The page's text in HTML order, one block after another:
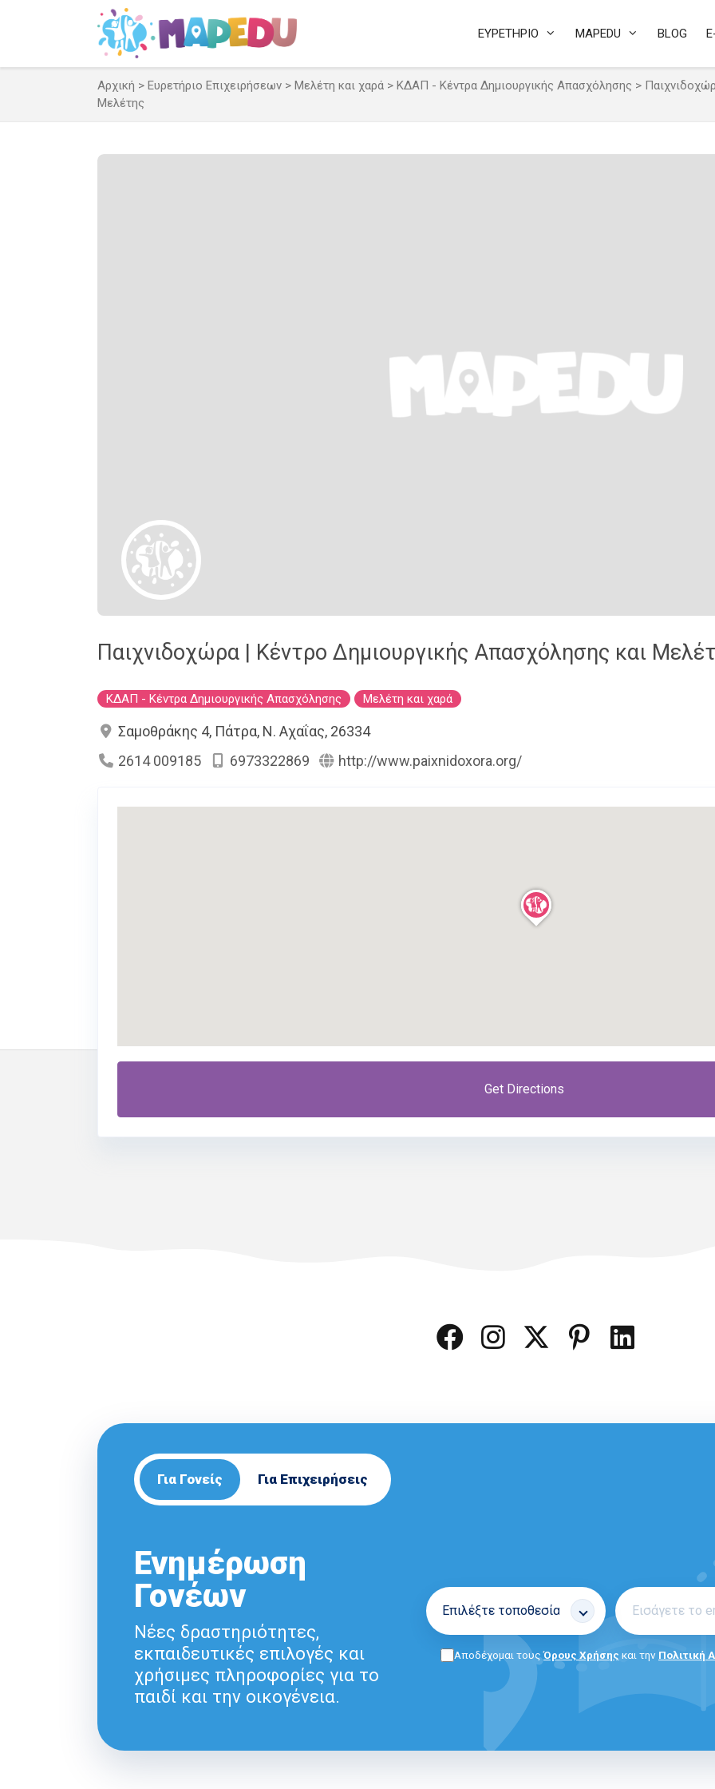
ΕΥΡΕΤΗΡΙΟ MAPEDU BLOG
Αρχική > Ευρετήριο Επιχειρήσεων > Μελέτη και χαρά > ΚΔΑΠ - Κέντρα Δημιουργικής Απασχόλησης >
Μελέτης
Παιχνιδοχώρα | Κέντρο Δημιουργικής Απασχόλησης και
ΚΔΑΠ - Κέντρα Δημιουργικής Απασχόλησης Μελέτη και χαρά
Σαμοθράκης 4, Πάτρα, Ν. Αχαΐας, 26334
2614 009185
6973322869 http://www.paixnidoxora.org/
Get Directions
Για Γονείς Για Επιχειρήσεις
Ενημέρωση
Γονέων
Νέες δραστηριότητες,
εκπαιδευτικές επιλογές και
χρήσιμες πληροφορίες για το
παιδί και την οικογένεια.
Αποδέχομαι τουςΌρους Χρήσης και την Πολιτική